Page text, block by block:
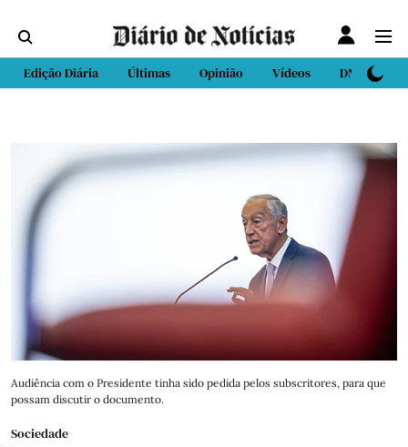
Edição Diária Últimas Opinião Vídeos DN Sport
Audiência com o Presidente tinha sido pedida pelos subscritores, para que
possam discutir o documento.
Sociedade